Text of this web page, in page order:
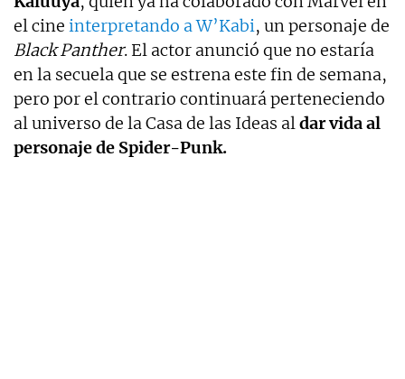
el cine interpretando a W’Kabi, un personaje de
Black Panther. El actor anunció que no estaría
en la secuela que se estrena este fin de semana,
pero por el contrario continuará perteneciendo
al universo de la Casa de las Ideas aldar vida al
personaje de Spider-Punk.